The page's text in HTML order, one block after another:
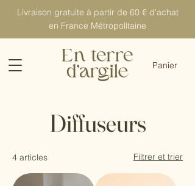
Livraison gratuite à partir de 60 € d'achat
en France Métropolitaine
Panier
Diffuseurs
4 articles Filtrer et trier